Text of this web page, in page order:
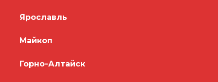
Ярославль
Майкоп
Горно-Алтайск